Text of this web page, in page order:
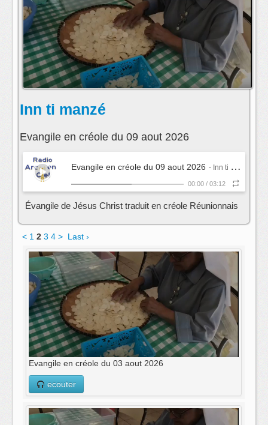
s'abonner au fil rss de cette emission:
Inn ti manzé
Evangile en créole du 09 aout 2026
Evangile en créole du 09 aout 2026 - Inn ti manzé
00:00 / 03:12
Évangile de Jésus Christ traduit en créole Réunionnais
< 1 2 3 4 > Last ›
Evangile en créole du 03 aout 2026
ecouter